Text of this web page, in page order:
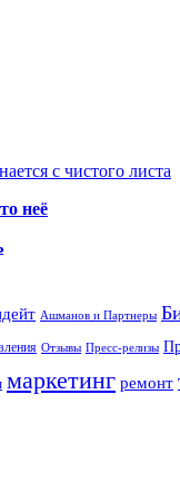
с чистого листа
неё
Ашманов и Партнеры
Отзывы Пресс-релизы
маркетинг ремонт